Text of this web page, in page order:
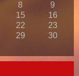
8
9
15
16
22
23
29
30